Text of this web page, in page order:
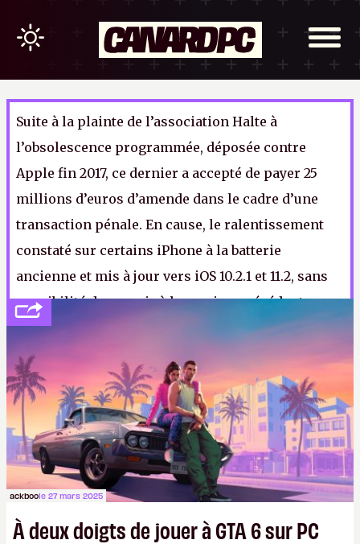
Suite à la plainte de l’association Halte à
l’obsolescence programmée, déposée contre
Apple fin 2017, ce dernier a accepté de payer 25
millions d’euros d’amende dans le cadre d’une
transaction pénale. En cause, le ralentissement
constaté sur certains iPhone à la batterie
ancienne et mis à jour vers iOS 10.2.1 et 11.2, sans
possibilité de revenir à la version précédente.
ackboole 27 mars 2025
À deux doigts de jouer à GTA 6 sur PC